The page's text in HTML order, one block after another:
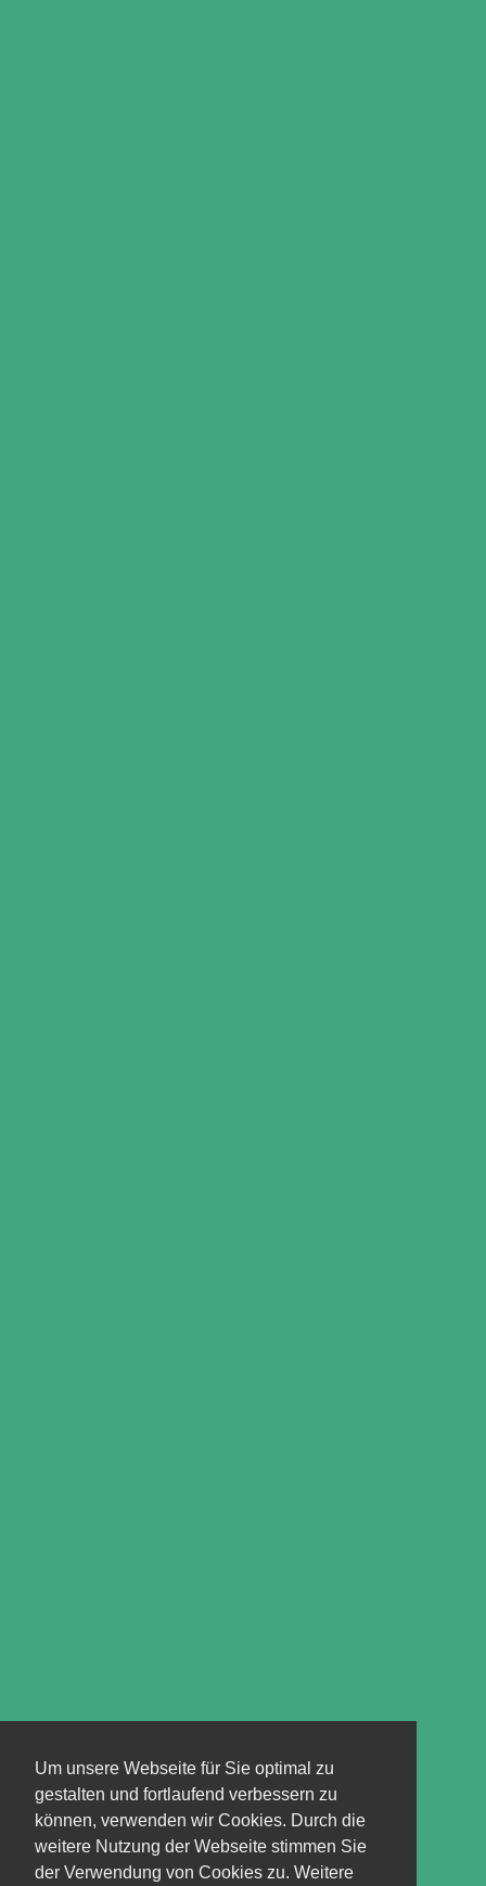
Um unsere Webseite für Sie optimal zu
gestalten und fortlaufend verbessern zu
können, verwenden wir Cookies. Durch die
weitere Nutzung der Webseite stimmen Sie
der Verwendung von Cookies zu. Weitere